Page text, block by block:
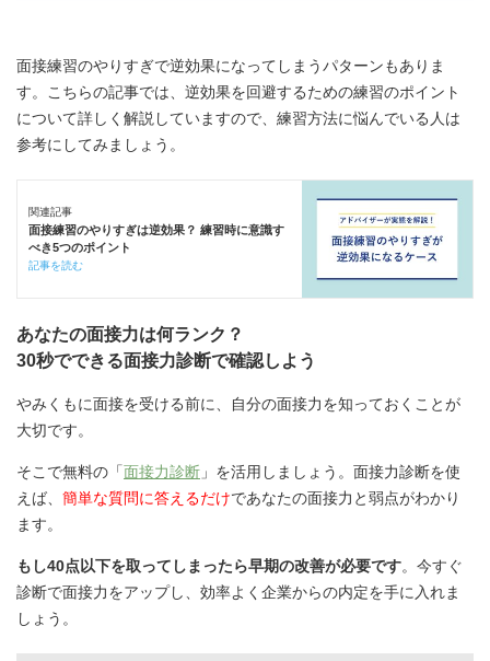
面接練習のやりすぎで逆効果になってしまうパターンもありま
す。こちらの記事では、逆効果を回避するための練習のポイント
について詳しく解説していますので、練習方法に悩んでいる人は
参考にしてみましょう。
関連記事
面接練習のやりすぎは逆効果？ 練習時に意識す
べき5つのポイント
記事を読む
あなたの面接力は何ランク？
30秒でできる面接力診断で確認しよう
やみくもに面接を受ける前に、自分の面接力を知っておくことが
大切です。
そこで無料の「面接力診断 」を活用しましょう。面接力診断を使
えば、 簡単な質問に答えるだけであなたの面接力と弱点がわかり
ます。
もし40点以下を取ってしまったら早期の改善が必要です。今すぐ
診断で面接力をアップし、効率よく企業からの内定を手に入れま
しょう。